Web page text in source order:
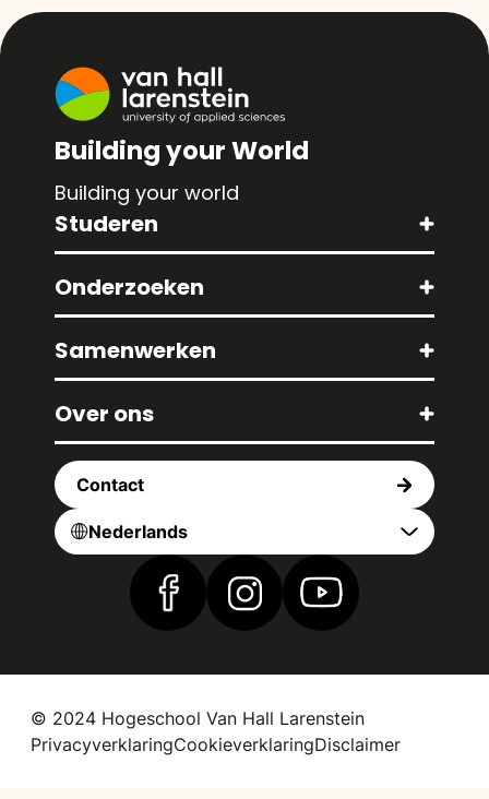
Building your World
Building your world
Studeren
Onderzoeken
Samenwerken
Over ons
Contact
Nederlands
Vind ons op Facebook
Vind ons op Instagram
Vind ons op
© 2024 Hogeschool Van Hall Larenstein
PrivacyverklaringCookieverklaringDisclaimer